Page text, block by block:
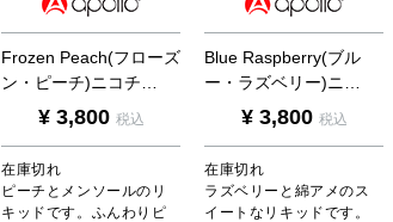
Frozen Peach(フローズ
ン ・ ピーチ)ニ コチ
¥ 3,800 税込
在庫切れ
ピーチとメンソールのリ
キッドです。ふんわりピ
Blue Raspberry(ブル
ー ・ ラ ズベリ ー)ニ
¥ 3,800 税込
在庫切れ
ラズベリーと綿アメのス
イートなリキッドです。